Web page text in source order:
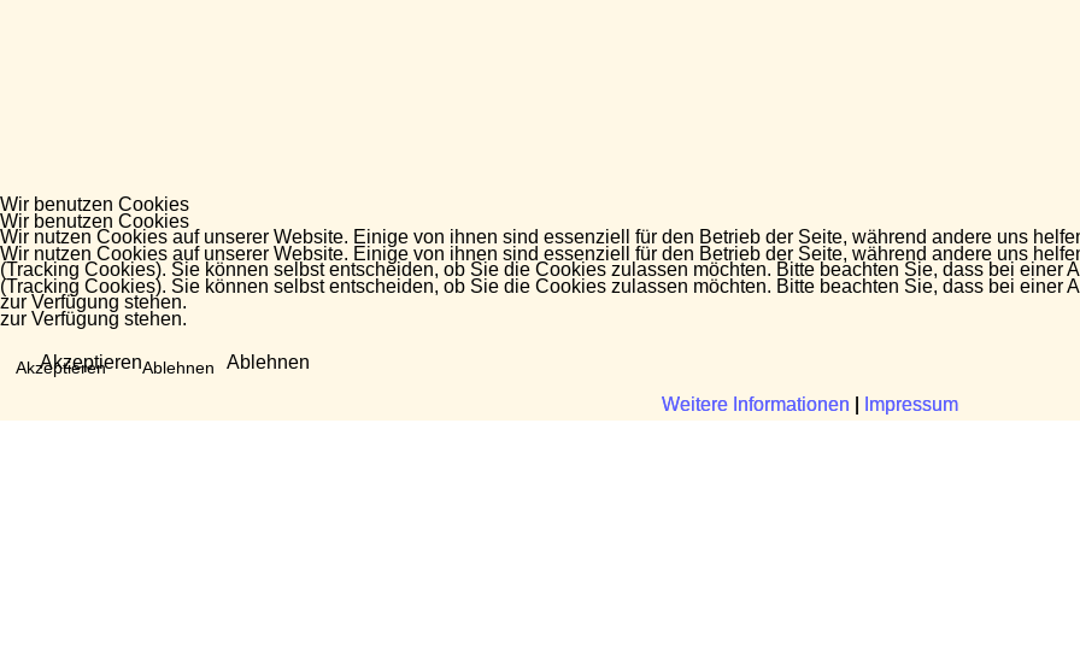
Wir benutzen Cookies
Wir nutzen Cookies auf unserer Website. Einige von ihnen sind essenziell für den Betrieb der Seite, während andere uns
(Tracking Cookies). Sie können selbst entscheiden, ob Sie die Cookies zulassen möchten. Bitte beachten Sie, dass bei
zur Verfügung stehen.
Akzeptieren Ablehnen
Weitere Informationen Impressum
Wir benutzen Cookies
Wir nutzen Cookies auf unserer Website. Einige von ihnen sind essenziell für den Betrieb der Seite, während andere uns
(Tracking Cookies). Sie können selbst entscheiden, ob Sie die Cookies zulassen möchten. Bitte beachten Sie, dass bei
zur Verfügung stehen.
Akzeptieren Ablehnen
Weitere Informationen Impressum